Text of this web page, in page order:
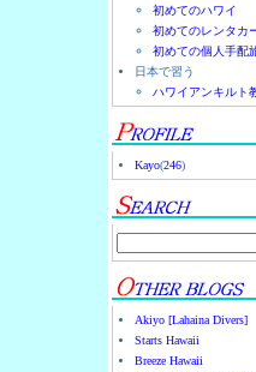
初めてのハワイ
初めてのレンタカ
初めての個人手配
日本で習う
ハワイアンキルト
Kayo(246)
Akiyo [Lahaina Divers]
Starts Hawaii
Breeze Hawaii